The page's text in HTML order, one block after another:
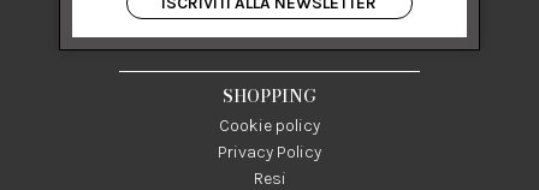
84122 Salerno Italia
P IVA 03024950655
SHOPPING
Cookie policy
Privacy Policy
Resi